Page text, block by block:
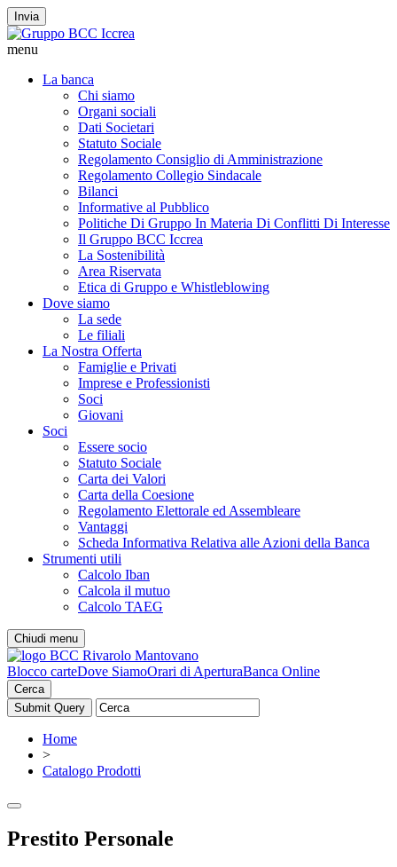
Invia
menu
La banca
Chi siamo
Organi sociali
Dati Societari
Statuto Sociale
Regolamento Consiglio di Amministrazione
Regolamento Collegio Sindacale
Bilanci
Informative al Pubblico
Politiche Di Gruppo In Materia Di Conflitti Di Interesse
Il Gruppo BCC Iccrea
La Sostenibilità
Area Riservata
Etica di Gruppo e Whistleblowing
Dove siamo
La sede
Le filiali
La Nostra Offerta
Famiglie e Privati
Imprese e Professionisti
Soci
Giovani
Soci
Essere socio
Statuto Sociale
Carta dei Valori
Carta della Coesione
Regolamento Elettorale ed Assembleare
Vantaggi
Scheda Informativa Relativa alle Azioni della Banca
Strumenti utili
Calcolo Iban
Calcola il mutuo
Calcolo TAEG
Chiudi menu
Blocco carteDove SiamoOrari di AperturaBanca Online
Cerca
Home
>
Catalogo Prodotti
Prestito Personale